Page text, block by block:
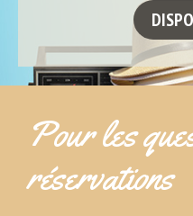
Pour les
réservations